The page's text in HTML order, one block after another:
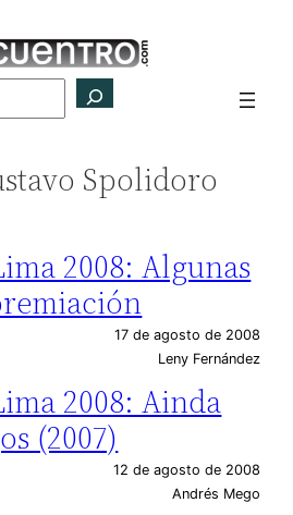
Spolidoro
2008: Algunas
17 de agosto de 2008
Leny Fernández
2008: Ainda
(2007)
12 de agosto de 2008
Andrés Mego